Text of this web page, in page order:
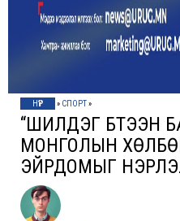
НҮҮР » СПОРТ»
“ШИЛДЭГ БҮТЭЭН
МОНГОЛЫН
ЭЙРДОМЫГ